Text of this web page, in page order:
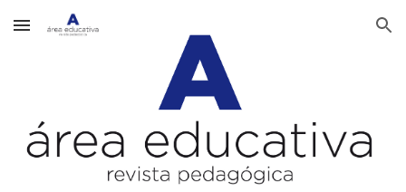
Skip to main content Skip to navigation